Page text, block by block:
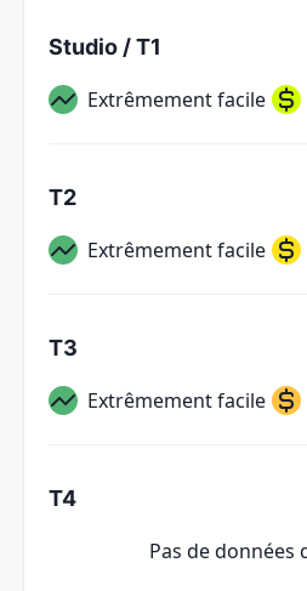
Studio / T1
Extrêmement facile
T2
Extrêmement facile
T3
Extrêmement facile
T4
Pas de données